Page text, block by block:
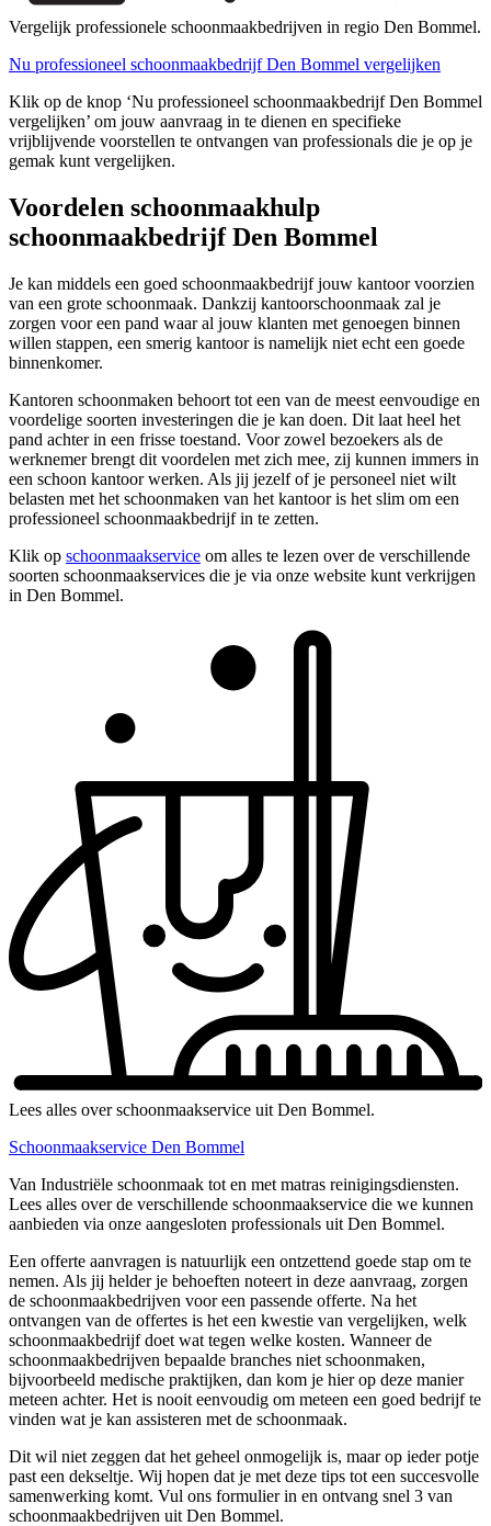
Vergelijk professionele schoonmaakbedrijven in regio Den Bommel.
Nu professioneel schoonmaakbedrijf Den Bommel vergelijken
Klik op de knop ‘Nu professioneel schoonmaakbedrijf Den Bommel
vergelijken’ om jouw aanvraag in te dienen en specifieke
vrijblijvende voorstellen te ontvangen van professionals die je op je
gemak kunt vergelijken.
Voordelen schoonmaakhulp
schoonmaakbedrijf Den Bommel
Je kan middels een goed schoonmaakbedrijf jouw kantoor voorzien
van een grote schoonmaak. Dankzij kantoorschoonmaak zal je
zorgen voor een pand waar al jouw klanten met genoegen binnen
willen stappen, een smerig kantoor is namelijk niet echt een goede
binnenkomer.
Kantoren schoonmaken behoort tot een van de meest eenvoudige en
voordelige soorten investeringen die je kan doen. Dit laat heel het
pand achter in een frisse toestand. Voor zowel bezoekers als de
werknemer brengt dit voordelen met zich mee, zij kunnen immers in
een schoon kantoor werken. Als jij jezelf of je personeel niet wilt
belasten met het schoonmaken van het kantoor is het slim om een
professioneel schoonmaakbedrijf in te zetten.
Klik op schoonmaakservice om alles te lezen over de verschillende
soorten schoonmaakservices die je via onze website kunt verkrijgen
in Den Bommel.
Lees alles over schoonmaakservice uit Den Bommel.
Schoonmaakservice Den Bommel
Van Industriële schoonmaak tot en met matras reinigingsdiensten.
Lees alles over de verschillende schoonmaakservice die we kunnen
aanbieden via onze aangesloten professionals uit Den Bommel.
Een offerte aanvragen is natuurlijk een ontzettend goede stap om te
nemen. Als jij helder je behoeften noteert in deze aanvraag, zorgen
de schoonmaakbedrijven voor een passende offerte. Na het
ontvangen van de offertes is het een kwestie van vergelijken, welk
schoonmaakbedrijf doet wat tegen welke kosten. Wanneer de
schoonmaakbedrijven bepaalde branches niet schoonmaken,
bijvoorbeeld medische praktijken, dan kom je hier op deze manier
meteen achter. Het is nooit eenvoudig om meteen een goed bedrijf te
vinden wat je kan assisteren met de schoonmaak.
Dit wil niet zeggen dat het geheel onmogelijk is, maar op ieder potje
past een dekseltje. Wij hopen dat je met deze tips tot een succesvolle
samenwerking komt. Vul ons formulier in en ontvang snel 3 van
schoonmaakbedrijven uit Den Bommel.